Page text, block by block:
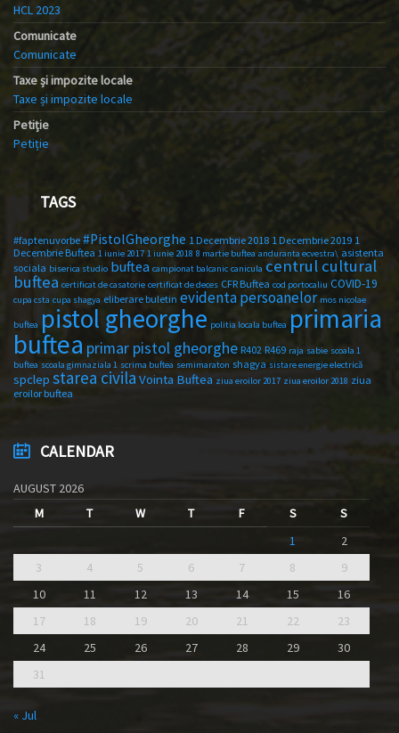
HCL 2023
Comunicate
Comunicate
Taxe și impozite locale
Taxe și impozite locale
Petiție
Petiție
TAGS
#faptenuvorbe #PistolGheorghe 1 Decembrie 2018 1 Decembrie 2019 1
Decembrie Buftea 1 iunie 2017 1 iunie 2018 8 martie buftea anduranta ecvestra\ asistenta
sociala biserica studio buftea campionat balcanic canicula centrul cultural
buftea certificat de casatorie certificat de deces CFR Buftea cod portocaliu COVID-19
cupa csta cupa shagya eliberare buletin evidenta persoanelor mos nicolae
buftea pistol gheorghe politia locala buftea primaria
buftea primar pistol gheorghe R402 R469 raja sabie scoala 1
buftea scoala gimnaziala 1 scrima buftea semimaraton shagya sistare energie electrică
spclep starea civila Vointa Buftea ziua eroilor 2017 ziua eroilor 2018 ziua
eroilor buftea
CALENDAR
AUGUST 2026
M
T W T F S
S
1
2
3
4 5 6 7 8
9
10
11 12 13 14 15
16
17
18 19 20 21 22
23
24
25 26 27 28 29
30
31
« Jul